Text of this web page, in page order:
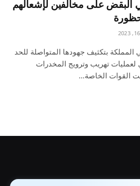
البقض على مخالفين لإشعالهم
المملكة بتكثيف جهودها المتواصلة للحد
تهريب وترويج المخدرات
القوات الخاصة…